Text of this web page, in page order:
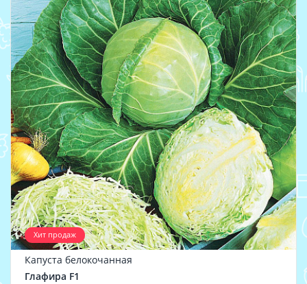
Хит продаж
Капуста белокочанная
Глафира F1